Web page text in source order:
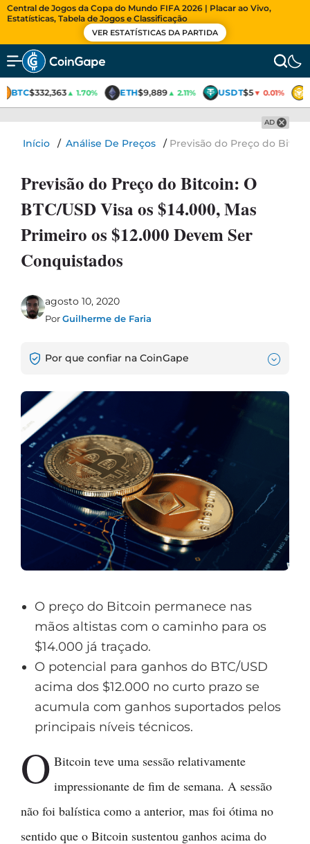
Central de Jogos da Copa do Mundo FIFA 2026 | Placar ao Vivo,
Estatísticas, Tabela de Jogos e Classificação
VER ESTATÍSTICAS DA PARTIDA
BTC$332,363▲ 1.70% ETH$9,889▲ 2.11% USDT$5▼ 0.01%
AD
Início / Análise De Preços / Previsão do Preço do
Previsão do Preço do Bitcoin: O
BTC/USD Visa os $14.000, Mas
Primeiro os $12.000 Devem Ser
Conquistados
agosto 10, 2020
PorGuilherme de Faria
Por que confiar na CoinGape
O preço do Bitcoin permanece nas
mãos altistas com o caminho para os
$14.000 já traçado.
O potencial para ganhos do BTC/USD
acima dos $12.000 no curto prazo se
acumula com ganhos suportados pelos
principais níveis técnicos.
O Bitcoin teve uma sessão relativamente
impressionante de fim de semana. A sessão
não foi balística como a anterior, mas foi ótima no
sentido que o Bitcoin sustentou ganhos acima do